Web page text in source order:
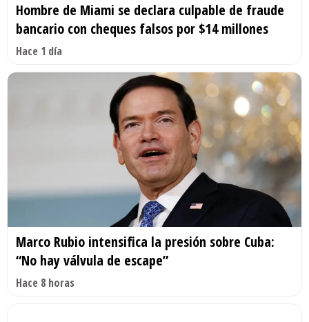
Hombre de Miami se declara culpable de fraude
bancario con cheques falsos por $14 millones
Hace 1 día
Marco Rubio intensifica la presión sobre Cuba:
“No hay válvula de escape”
Hace 8 horas